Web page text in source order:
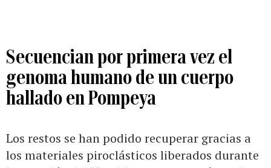
Secuencian por primera vez el
genoma humano de un cuerpo
hallado en Pompeya
Los restos se han podido recuperar gracias a
los materiales piroclásticos liberados durante